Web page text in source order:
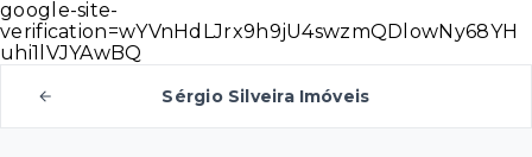
google-site-
verification=wYVnHdLJrx9h9jU4swzmQDlowNy68YH
uhi1lVJYAwBQ
Sérgio Silveira Imóveis